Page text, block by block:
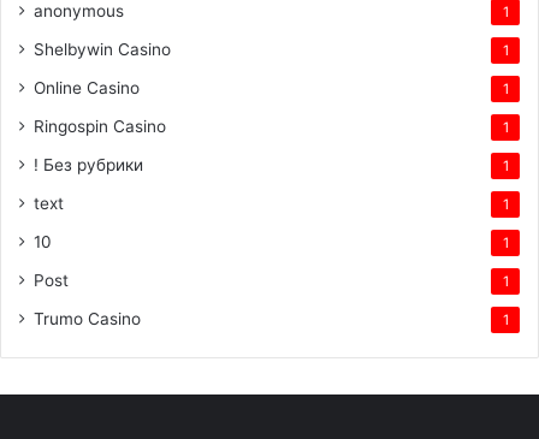
anonymous 1
Shelbywin Casino 1
Online Casino 1
Ringospin Casino 1
! Без рубрики 1
text 1
10 1
Post 1
Trumo Casino 1